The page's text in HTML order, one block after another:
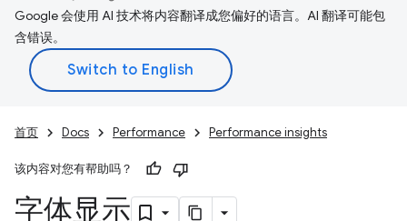
Google 会使用 AI 技术将内容翻译成您偏好的语言。AI 翻译可能包
含错误。
首页 Docs Performance Performance insights
该内容对您有帮助吗？
字体显示